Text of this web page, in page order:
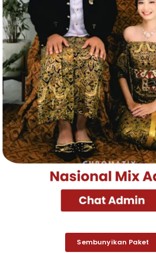
Sembunyikan Paket